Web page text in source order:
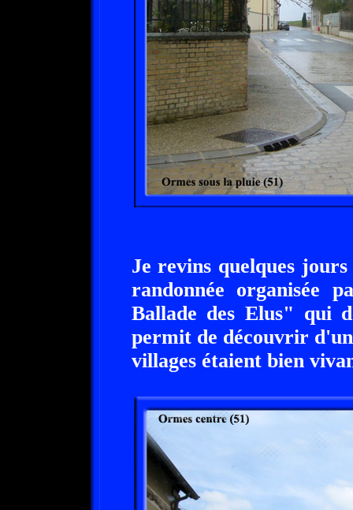
Je revins quelques
randonnée organisée
Ballade des Elus" qui
permit de découvrir
villages étaient bien